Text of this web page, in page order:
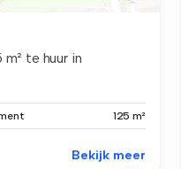
te huur in
125 m²
Bekijk meer